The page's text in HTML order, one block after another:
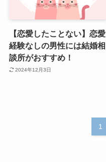
【恋愛したことない】恋愛
経験なしの男性には結婚相
談所がおすすめ！
2024年12月3日
1